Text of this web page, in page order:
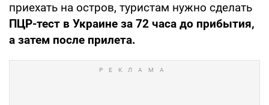
приехать на остров, туристам нужно сделать
ПЦР-тест в Украине за 72 часа до прибытия,
а затем после прилета.